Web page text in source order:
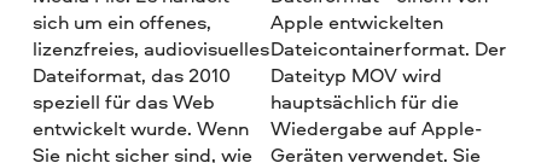
sich um ein offenes,
lizenzfreies, audiovisuelles
Dateiformat, das 2010
speziell für das Web
entwickelt wurde. Wenn
Sie nicht sicher sind, wie
Apple entwickelten
Dateicontainerformat. Der
Dateityp MOV wird
hauptsächlich für die
Wiedergabe auf Apple-
Geräten verwendet. Sie